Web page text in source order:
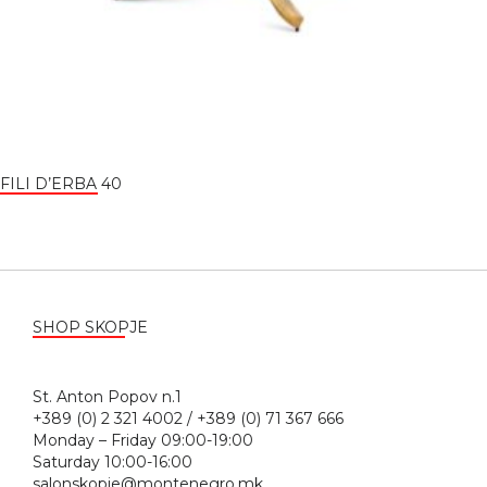
FILI D’ERBA 40
SHOP SKOPJE
St. Anton Popov n.1
+389 (0) 2 321 4002 / +389 (0) 71 367 666
Monday – Friday 09:00-19:00
Saturday 10:00-16:00